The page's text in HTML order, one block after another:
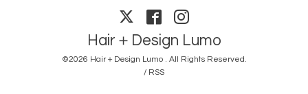
Hair＋Design Lumo
©2026 Hair＋Design Lumo . All Rights Reserved.
/ RSS